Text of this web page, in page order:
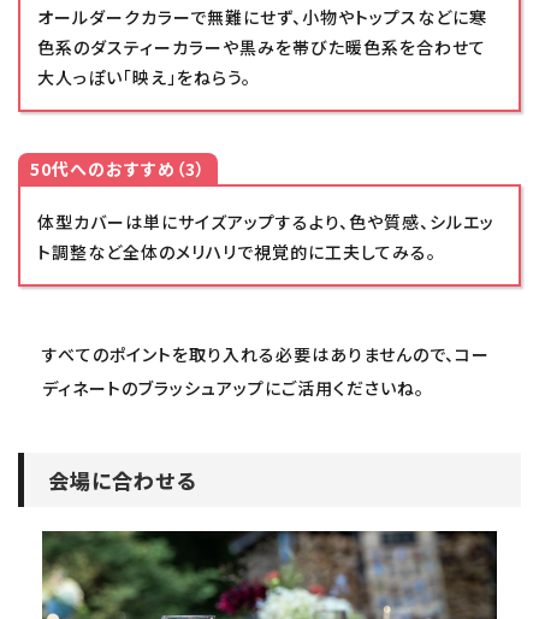
オールダークカラーで無難にせず、小物やトップスなどに寒
色系のダスティーカラーや黒みを帯びた暖色系を合わせて
大人っぽい「映え」をねらう。
50代へのおすすめ（3）
体型カバーは単にサイズアップするより、色や質感、シルエッ
ト調整など全体のメリハリで視覚的に工夫してみる。
すべてのポイントを取り入れる必要はありませんので、コー
ディネートのブラッシュアップにご活用くださいね。
会場に合わせる